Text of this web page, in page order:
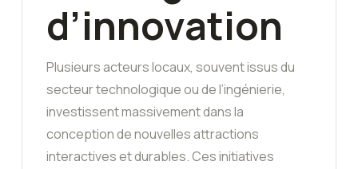
d’innovation
Plusieurs acteurs locaux, souvent issus du
secteur technologique ou de l’ingénierie,
investissent massivement dans la
conception de nouvelles attractions
interactives et durables. Ces initiatives